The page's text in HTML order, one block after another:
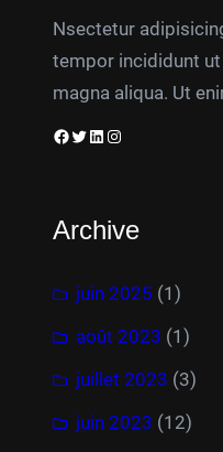
Nsectetur
tempor incididunt
magna aliqua. Ut
Facebook Twitter LinkedIn Instagram
Archive
juin 2025 (1)
août 2023 (1)
juillet 2023 (3)
juin 2023 (12)